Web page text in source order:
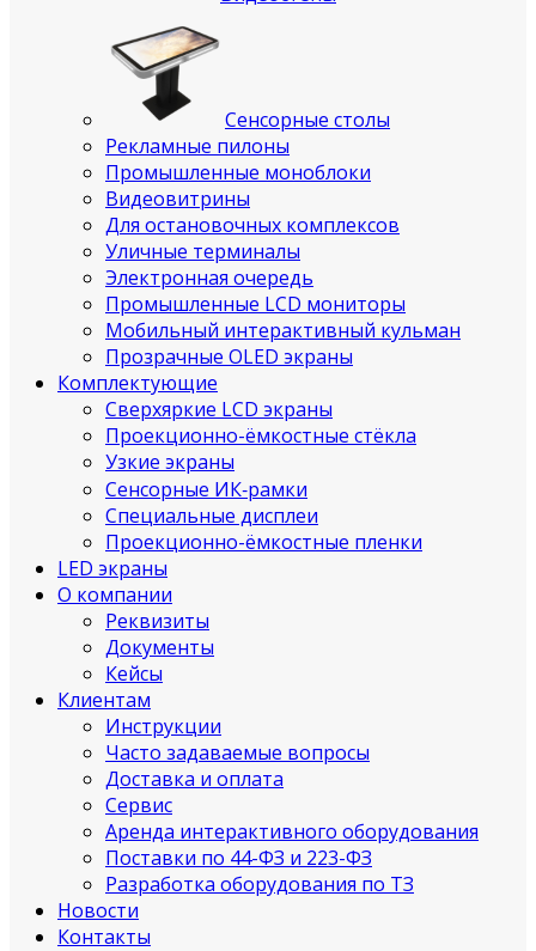
Сенсорные столы
Рекламные пилоны
Промышленные моноблоки
Видеовитрины
Для остановочных комплексов
Уличные терминалы
Электронная очередь
Промышленные LCD мониторы
Мобильный интерактивный кульман
Прозрачные OLED экраны
Комплектующие
Сверхяркие LCD экраны
Проекционно-ёмкостные стёкла
Узкие экраны
Сенсорные ИК‑рамки
Специальные дисплеи
Проекционно-ёмкостные пленки
LED экраны
О компании
Реквизиты
Документы
Кейсы
Клиентам
Инструкции
Часто задаваемые вопросы
Доставка и оплата
Сервис
Аренда интерактивного оборудования
Поставки по 44-ФЗ и 223-ФЗ
Разработка оборудования по ТЗ
Новости
Контакты